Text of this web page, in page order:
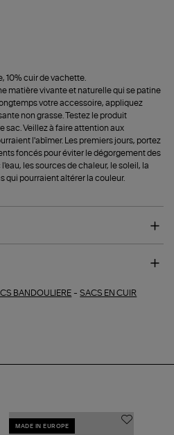
10% cuir de vachette.
matière vivante et naturelle qui se patine
votre accessoire, appliquez
non grasse. Testez le produit
sac. Veillez à faire attention aux
l'abîmer. Les premiers jours, portez
foncés pour éviter le dégorgement des
les sources de chaleur, le soleil, la
qui pourraient altérer la couleur.
BANDOULIERE -SACS EN CUIR
MADE IN EUROPE